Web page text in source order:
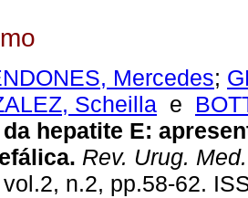
Mercedes;
Scheilla e
hepatite E:
Rev. Urug.
n.2, pp.58-62.